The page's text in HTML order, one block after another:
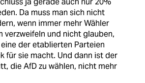
Da muss man sich nicht
wenn immer mehr Wähler
verzweifeln und nicht glauben,
der etablierten Parteien
für sie macht. Und dann ist der
die AfD zu wählen, nicht mehr